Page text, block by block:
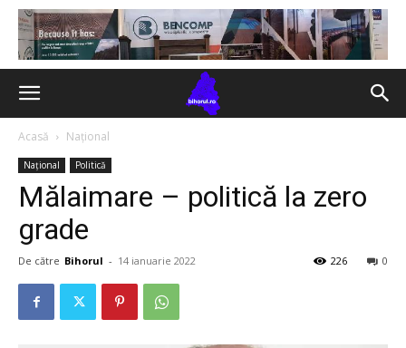
Acasă Național
Național Politică
Mălaimare – politică la zero
grade
De către Bihorul - 14 ianuarie 2022 0
226